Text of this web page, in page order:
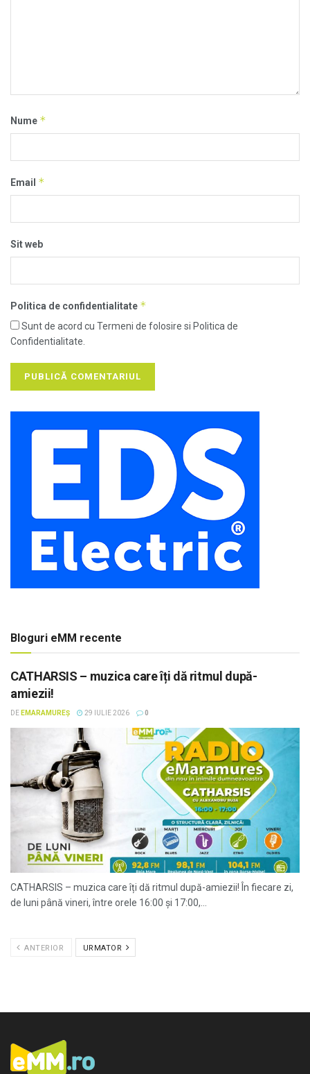
Nume *
Email *
Sit web
Politica de confidentialitate *
Sunt de acord cu Termeni de folosire si Politica de
Confidentialitate.
Bloguri eMM recente
CATHARSIS – muzica care îți dă ritmul după-
amiezii!
DE EMARAMUREȘ 29 IULIE 2026 0
CATHARSIS – muzica care îți dă ritmul după-amiezii! În fiecare zi,
de luni până vineri, între orele 16:00 și 17:00,...
ANTERIOR URMATOR